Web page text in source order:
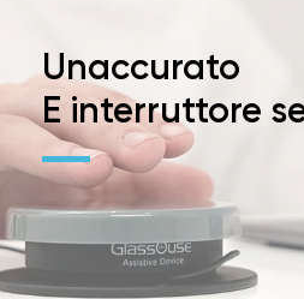
Unaccurato
E interruttore